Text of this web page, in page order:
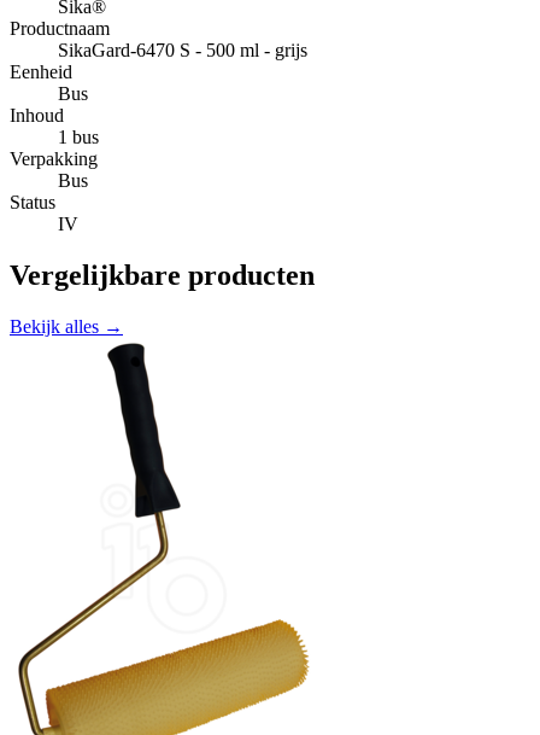
Sika®
Productnaam
SikaGard-6470 S - 500 ml - grijs
Eenheid
Bus
Inhoud
1 bus
Verpakking
Bus
Status
IV
Vergelijkbare producten
Bekijk alles →